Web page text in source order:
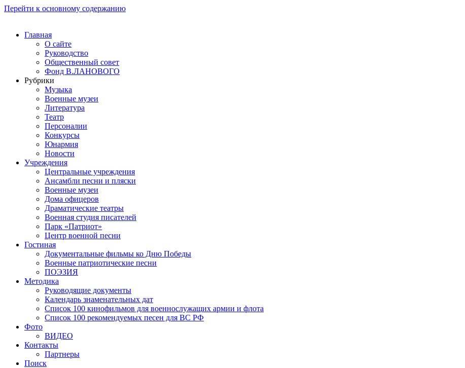
Перейти к основному содержанию
Главная
О сайте
Руководство
Общественный совет
Фонд В.ЛАНОВОГО
Рубрики
Музыка
Военные музеи
Литература
Театр
Персоналии
Конкурсы
Юнармия
Новости
Учреждения
Центральные учреждения
Ансамбли песни и пляски
Военные музеи
Дома офицеров
Драматические театры
Военная студия писателей
Парк «Патриот»
Центр военной песни
Гостиная
Документальные фильмы ко Дню Победы
Военные патриотические песни
ПОЭЗИЯ
Методика
Руководящие документы
Календарь знаменательных дат
Список 100 кинофильмов для военнослужащих армии и флота
Список 100 рекомендуемых песен для ВС РФ
Фото
ВИДЕО
Контакты
Партнеры
Поиск